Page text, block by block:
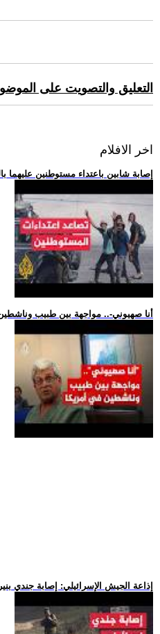
التعليق والتصويت على
اخر الافلام
.. إصابة شابين باعتداء مستوطنين
.. -أنا صهيوني-.. مواجهة بين طبيب
.. إذاعة الجيش الإسرائيلي: إصابة جندي